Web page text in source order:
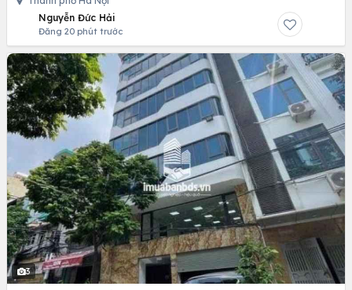
Nguyễn Đức Hải
Đăng 20 phút trước
3